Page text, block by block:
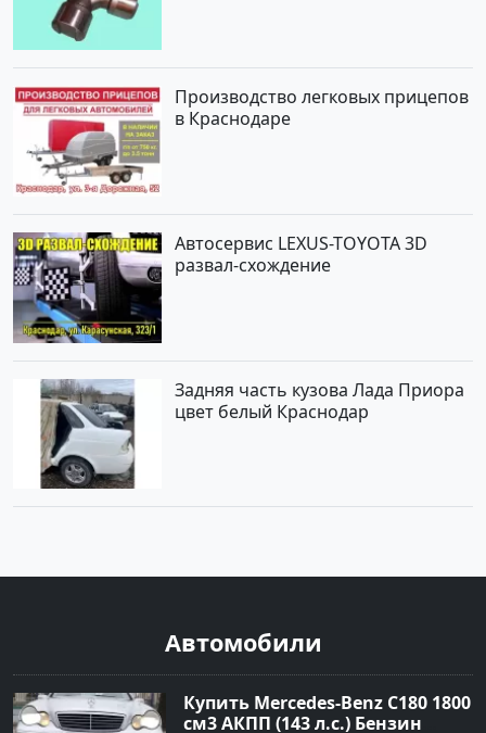
Производство легковых прицепов
в Краснодаре
Автосервис LEXUS-TOYOTA 3D
развал-схождение
Задняя часть кузова Лада Приора
цвет белый Краснодар
Автомобили
Купить Mercedes-Benz C180 1800
см3 АКПП (143 л.с.) Бензин